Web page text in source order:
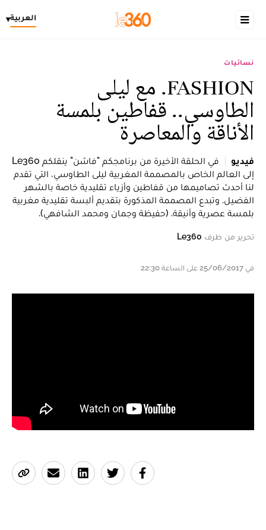
العربية▾
نسائيات
FASHION. مع ليلى
الطاوسي.. قفاطين بلمسة
الأناقة والمعاصرة
فيديو
في الحلقة الأخيرة من برنامجكم "فاشن" ينقلكم Le360
إلى العالم الخاص بالمصممة المغربية ليلى الطاوسي، التي تقدم
لنا أحدث تصاميمها من قفاطين وأزياء تقليدية خاصة بالشهر
الفضيل. وتبدع المصممة المذكورة بتقديم ألبسة تقليدية مغربية
بلمسة عصرية وأنيقة. (حفيظة وجمان ومحمد الشافهي).
تحرير من طرف Le360
في 25/06/2017 على الساعة 22:30